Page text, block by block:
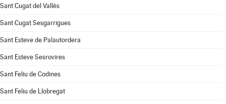
Sant Cugat del Vallès
Sant Cugat Sesgarrigues
Sant Esteve de Palautordera
Sant Esteve Sesrovires
Sant Feliu de Codines
Sant Feliu de Llobregat